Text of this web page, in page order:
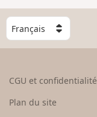
C
h
o
CGU et confidentialité
Plan du site